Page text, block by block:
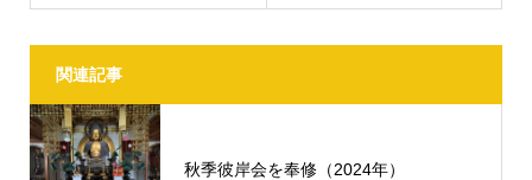
関連記事
秋季彼岸会を奉修（2024年）